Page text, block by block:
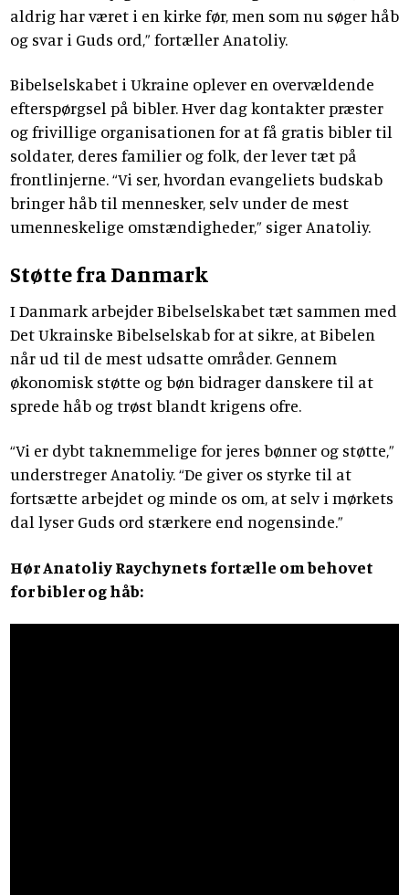
aldrig har været i en kirke før, men som nu søger håb
og svar i Guds ord,” fortæller Anatoliy.
Bibelselskabet i Ukraine oplever en overvældende
efterspørgsel på bibler. Hver dag kontakter præster
og frivillige organisationen for at få gratis bibler til
soldater, deres familier og folk, der lever tæt på
frontlinjerne. “Vi ser, hvordan evangeliets budskab
bringer håb til mennesker, selv under de mest
umenneskelige omstændigheder,” siger Anatoliy.
Støtte fra Danmark
I Danmark arbejder Bibelselskabet tæt sammen med
Det Ukrainske Bibelselskab for at sikre, at Bibelen
når ud til de mest udsatte områder. Gennem
økonomisk støtte og bøn bidrager danskere til at
sprede håb og trøst blandt krigens ofre.
“Vi er dybt taknemmelige for jeres bønner og støtte,”
understreger Anatoliy. “De giver os styrke til at
fortsætte arbejdet og minde os om, at selv i mørkets
dal lyser Guds ord stærkere end nogensinde.”
Hør Anatoliy Raychynets fortælle om behovet
for bibler og håb: